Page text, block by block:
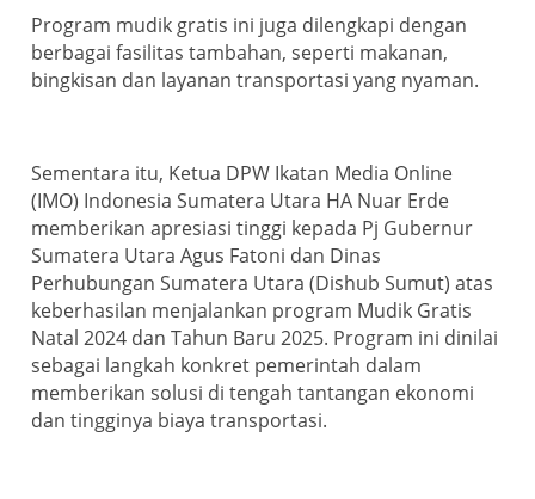
Program mudik gratis ini juga dilengkapi dengan
berbagai fasilitas tambahan, seperti makanan,
bingkisan dan layanan transportasi yang nyaman.
Sementara itu, Ketua DPW Ikatan Media Online
(IMO) Indonesia Sumatera Utara HA Nuar Erde
memberikan apresiasi tinggi kepada Pj Gubernur
Sumatera Utara Agus Fatoni dan Dinas
Perhubungan Sumatera Utara (Dishub Sumut) atas
keberhasilan menjalankan program Mudik Gratis
Natal 2024 dan Tahun Baru 2025. Program ini dinilai
sebagai langkah konkret pemerintah dalam
memberikan solusi di tengah tantangan ekonomi
dan tingginya biaya transportasi.